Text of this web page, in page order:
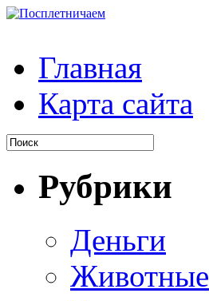
Главная
Карта сайта
Рубрики
Деньги
Животные